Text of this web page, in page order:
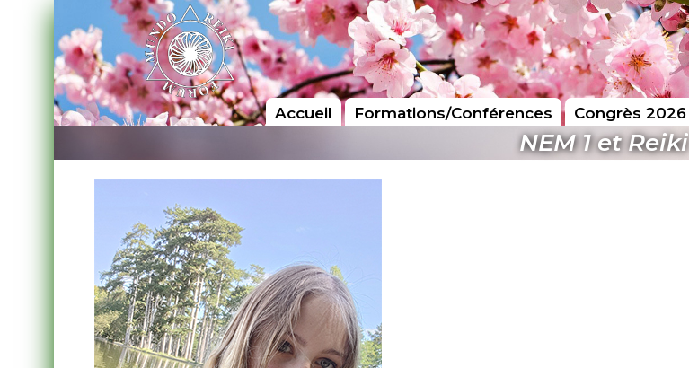
Accueil Formations/Conférences Congrès 2026
NEM 1 et Reiki